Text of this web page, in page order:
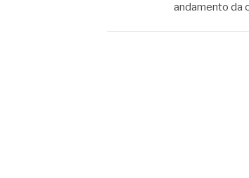
andamento da